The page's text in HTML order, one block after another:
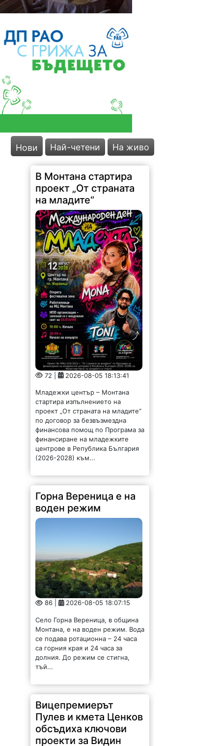
Нови Най-четени На живо
проект „От страната
на младите“
72 | 2026-08-05 18:13:41
Младежки център – Монтана
стартира изпълнението на
проект „От страната на младите“
по договор за безвъзмездна
финансова помощ по Програма за
финансиране на младежките
центрове в Република България
(2026-2028) към...
Горна Вереница е на
воден режим
2026-08-05 18:07:15
Село Горна Вереница, в община
долния. До режим се стигна,
тъй...
Вицепремиерът
Пулев и кмета Ценков
обсъдиха ключови
проекти за Видин
Възможностите за привличане на
инвестиции, развитието на
местната икономика и бъдещето
на Видин като индустриален
център бяха във фокуса на
работната среща между кмета на